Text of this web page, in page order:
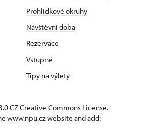
Prohlídkové okruhy
Návštěvní doba
Rezervace
Vstupné
Tipy na výlety
CZCreative Commons License.
www.npu.cz website and add: